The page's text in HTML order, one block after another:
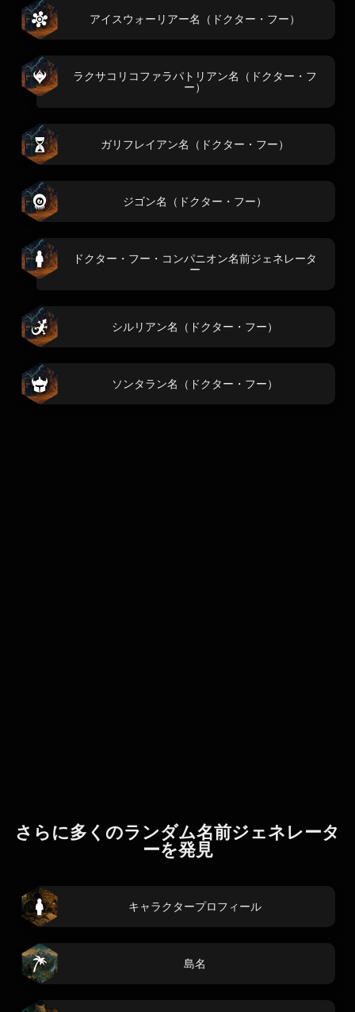
アイスウォーリアー名（ドクター・フー）
ラクサコリコファラパトリアン名（ドクター・フ
ー）
ガリフレイアン名（ドクター・フー）
ジゴン名（ドクター・フー）
ドクター・フー・コンパニオン名前ジェネレータ
ー
シルリアン名（ドクター・フー）
ソンタラン名（ドクター・フー）
さらに多くのランダム名前ジェネレータ
ーを発見
キャラクタープロフィール
島名